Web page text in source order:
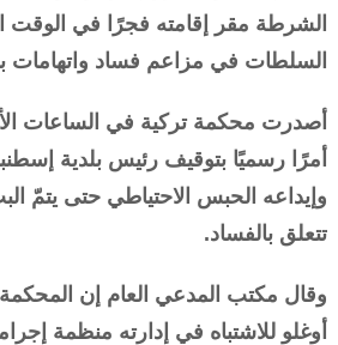
الشرطة مقر إقامته فجرًا في الوقت
السلطات في مزاعم فساد واتهامات
أصدرت محكمة تركية في الساعات
أمرًا رسميًا بتوقيف رئيس بلدية
وإيداعه الحبس الاحتياطي حتى يتمّ
تتعلق بالفساد.
وقال مكتب المدعي العام إن
أوغلو للاشتباه في إدارته منظمة